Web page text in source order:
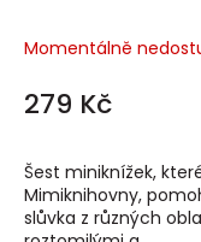
Momentálně
279 Kč
Šest miniknížek,
Mimiknihovny,
slůvka z různých